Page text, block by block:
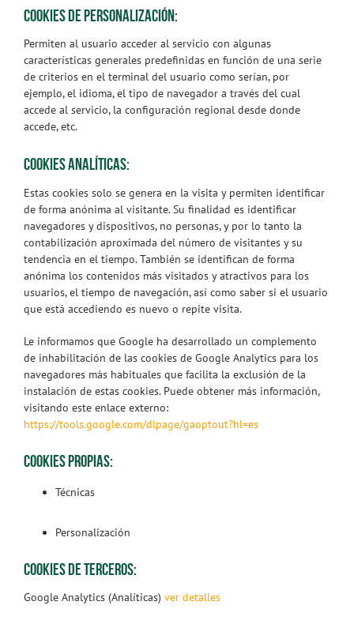
COOKIES DE PERSONALIZACIÓN:
Permiten al usuario acceder al servicio con algunas
características generales predefinidas en función de una serie
de criterios en el terminal del usuario como serían, por
ejemplo, el idioma, el tipo de navegador a través del cual
accede al servicio, la configuración regional desde donde
accede, etc.
COOKIES ANALÍTICAS:
Estas cookies solo se genera en la visita y permiten identificar
de forma anónima al visitante. Su finalidad es identificar
navegadores y dispositivos, no personas, y por lo tanto la
contabilización aproximada del número de visitantes y su
tendencia en el tiempo. También se identifican de forma
anónima los contenidos más visitados y atractivos para los
usuarios, el tiempo de navegación, así como saber si el usuario
que está accediendo es nuevo o repite visita.
Le informamos que Google ha desarrollado un complemento
de inhabilitación de las cookies de Google Analytics para los
navegadores más habituales que facilita la exclusión de la
instalación de estas cookies. Puede obtener más información,
visitando este enlace externo:
https://tools.google.com/dlpage/gaoptout?hl=es
COOKIES PROPIAS:
Técnicas
Personalización
COOKIES DE TERCEROS:
Google Analytics (Analíticas) ver detalles